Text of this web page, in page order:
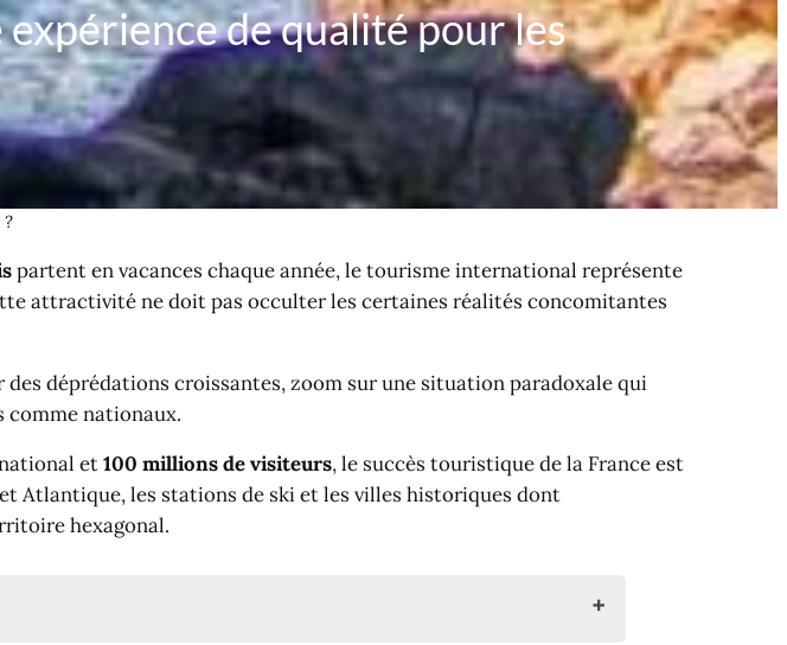
de qualité pour les
partent en vacances chaque année, le tourisme international représente
attractivité ne doit pas occulter les certaines réalités concomitantes
déprédations croissantes, zoom sur une situation paradoxale qui
comme nationaux.
et100 millions de visiteurs, le succès touristique de la France est
Atlantique, les stations de ski et les villes historiques dont
hexagonal.